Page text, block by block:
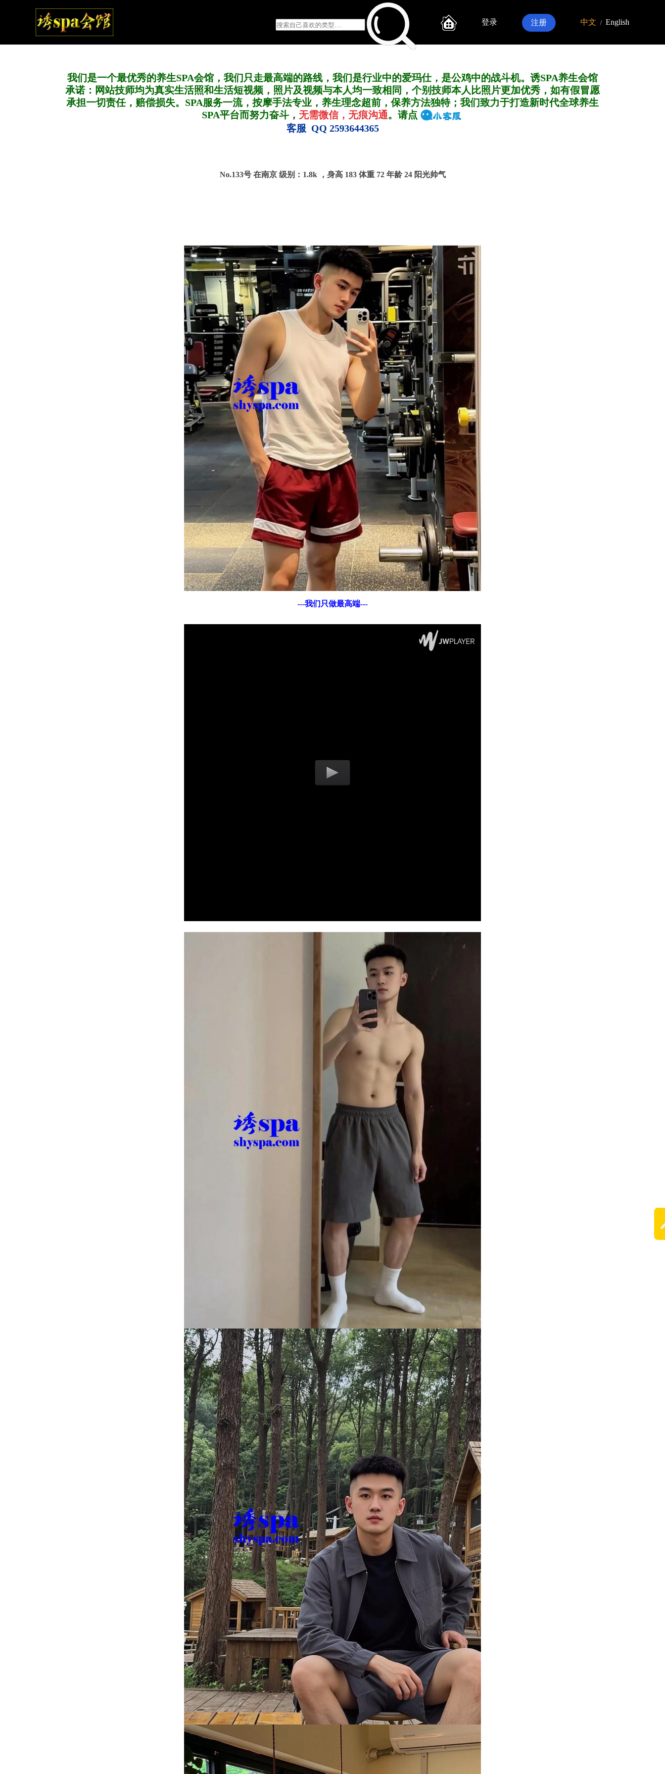
登录 注册 中文 / English
我们是一个最优秀的养生SPA会馆，我们只走最高端的路线，我们是行业中的爱玛仕，是公鸡中的战斗机。诱SPA养生会馆
承诺：网站技师均为真实生活照和生活短视频，照片及视频与本人均一致相同，个别技师本人比照片更加优秀，如有假冒愿
承担一切责任，赔偿损失。SPA服务一流，按摩手法专业，养生理念超前，保养方法独特；我们致力于打造新时代全球养生
SPA平台而努力奋斗， 无需微信，无痕沟通。请点
客服 QQ 2593644365
No.133号 在南京 级别：1.8k ， 身高 183 体重 72 年龄 24 阳光帅气
---我们只做最高端---